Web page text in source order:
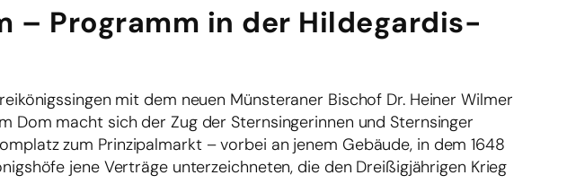
– Programm in der Hildegardis-
mit dem neuen Münsteraner Bischof Dr. Heiner Wilmer
Dom macht sich der Zug der Sternsingerinnen und Sternsinger
zum Prinzipalmarkt – vorbei an jenem Gebäude, in dem 1648
jene Verträge unterzeichneten, die den Dreißigjährigen Krieg